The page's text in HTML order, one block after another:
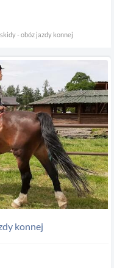
- obóz jazdy konnej
konnej